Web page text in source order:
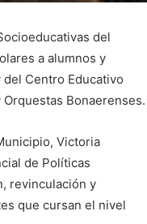
del
a alumnos y
del Centro Educativo
Bonaerenses.
Victoria
de Políticas
revinculación y
que cursan el nivel